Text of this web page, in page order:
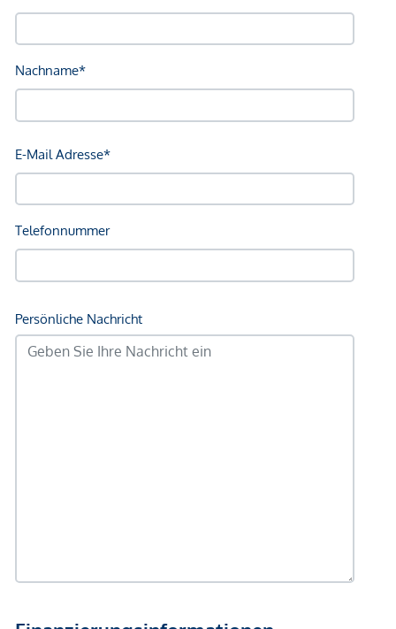
Telefonnummer) an folgende E-Mail-Adresse:
Unvollständige oder anonyme Anfragen werden nicht
bearbeitet.
Immobilienunternehmen angeboten. Allfällige aus dem
Vertragsabschluss resultierende Rechte sind ausschließlich
gegenüber dem anbietenden Immobilienunternehmen
gemachten Angaben und Informationen lediglich
unverbindliche Vorabinformationen sind und daher ohne